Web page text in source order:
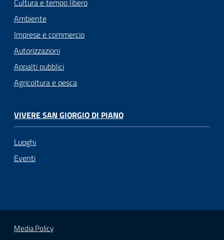
Cultura e tempo libero
Ambiente
Imprese e commercio
Autorizzazioni
Appalti pubblici
Agricoltura e pesca
VIVERE SAN GIORGIO DI PIANO
Luoghi
Eventi
Media Policy